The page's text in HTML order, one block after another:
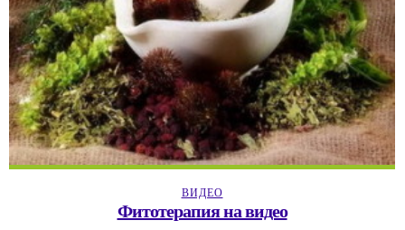
ВИДЕО
Фитотерапия на видео